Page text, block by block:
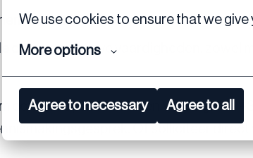
We use cookies to ensure that we
More options
Agree to necessary Agree to all
mindset, waardoor je
communicatieve vaardigheden, zowel
contact op met Maarten Verburgh via
Of solliciteer direct